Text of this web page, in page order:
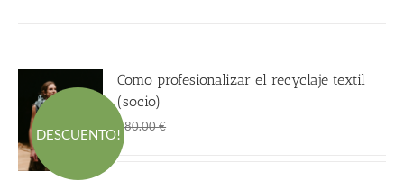
DESCUENTO!
Como profesionalizar el recyclaje textil
(socio)
580.00€